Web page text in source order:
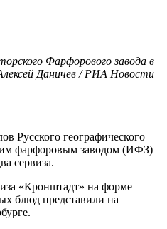
Фарфорового завода в
Даничев / РИА Новости
Русского географического
фарфоровым заводом (ИФЗ)
сервиза.
«Кронштадт» на форме
блюд представили на